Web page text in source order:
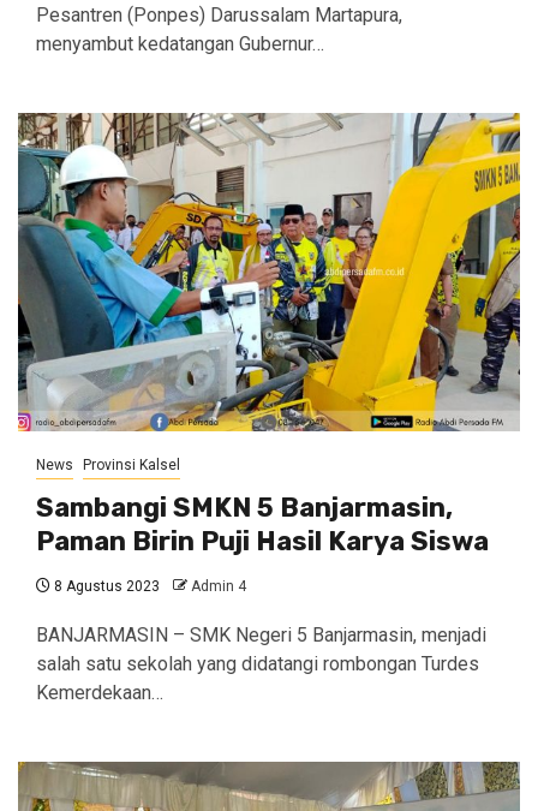
Pesantren (Ponpes) Darussalam Martapura,
menyambut kedatangan Gubernur…
News Provinsi Kalsel
Sambangi SMKN 5 Banjarmasin,
Paman Birin Puji Hasil Karya Siswa
8 Agustus 2023 Admin 4
BANJARMASIN – SMK Negeri 5 Banjarmasin, menjadi
salah satu sekolah yang didatangi rombongan Turdes
Kemerdekaan…